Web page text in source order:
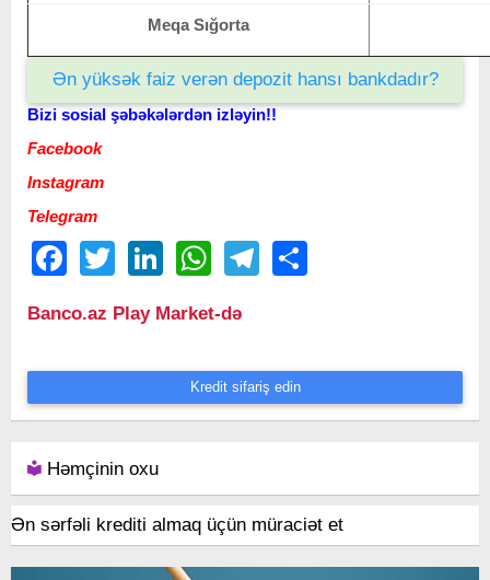
Meqa Sığorta
Ən yüksək faiz verən depozit hansı bankdadır?
Bizi sosial şəbəkələrdən izləyin!!
Facebook
Instagram
Telegram
FacebookTwitter LinkedIn WhatsAppTelegram
Banco.az Play Market-də
Kredit sifariş edin
Həmçinin oxu
Ən sərfəli krediti almaq üçün müraciət et